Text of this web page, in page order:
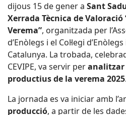
dijous 15 de gener a Sant
Xerrada Tècnica de
Verema”, organitzada per
d’Enòlegs i el Col·legi
Catalunya. La trobada,
CEVIPE, va servir peranalitzar
productius de la verema 2025.
La jornada es va iniciar amb
producció, a partir de les